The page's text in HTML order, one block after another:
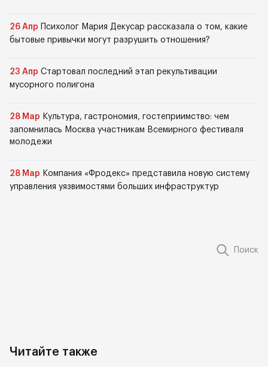
26 Апр
Психолог Мария Декусар рассказала о том, какие
бытовые привычки могут разрушить отношения?
23 Апр Стартовал последний этап рекультивации
мусорного полигона
28 Мар Культура, гастрономия, гостеприимство: чем
запомнилась Москва участникам Всемирного фестиваля
молодежи
28 Мар Компания «Фродекс» представила новую систему
управления уязвимостями больших инфраструктур
Поиск
Читайте также